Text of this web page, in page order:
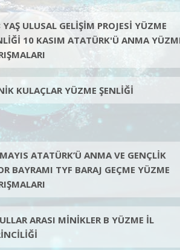
ULUSAL GELİŞİM PROJESİ YÜZME
10 KASIM ATATÜRK'Ü ANMA
KULAÇLAR YÜZME ŞENLİĞİ
ATATÜRK’Ü ANMA VE GENÇLİK
BAYRAMI TYF BARAJ GEÇME YÜZME
ARASI MİNİKLER B YÜZME İL